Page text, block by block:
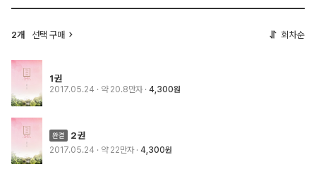
2개 선택 구매 회차순
1권
2017.05.24 · 약 20.8만자 4,300원
2권
2017.05.24 · 약 22만자 4,300원